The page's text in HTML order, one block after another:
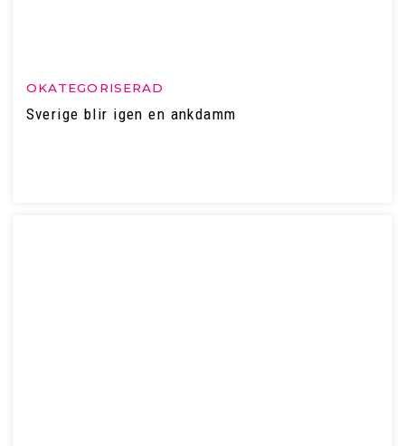
OKATEGORISERAD
Sverige blir igen en ankdamm